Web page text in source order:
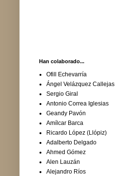
Han colaborado...
Ofill Echevarría
Ángel Velázquez Callejas
Sergio Giral
Antonio Correa Iglesias
Geandy Pavón
Amílcar Barca
Ricardo López (Llópiz)
Adalberto Delgado
Ahmed Gómez
Alen Lauzán
Alejandro Ríos